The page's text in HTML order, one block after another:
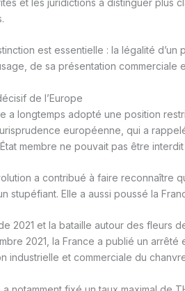
est essentielle : la légalité
de sa présentation commerciale
de l’Europe
a longtemps adopté une position
européenne, qui a
membre ne pouvait pas être
a contribué à faire reconnaître
stupéfiant. Elle a aussi poussé la
2021 et la bataille autour des fleurs
2021, la France a publié un arrêté
industrielle et commerciale du